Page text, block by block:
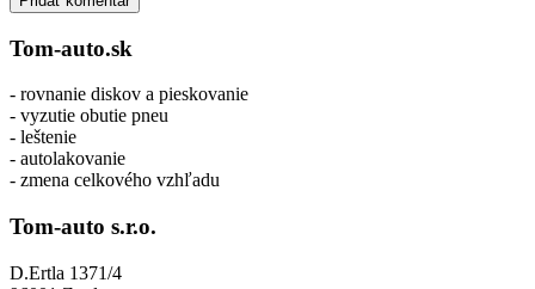
Tom-auto.sk
- rovnanie diskov a pieskovanie
- vyzutie obutie pneu
- leštenie
- autolakovanie
- zmena celkového vzhľadu
Tom-auto s.r.o.
D.Ertla 1371/4